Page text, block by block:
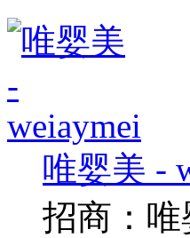
唯婴美 -
招商： 唯